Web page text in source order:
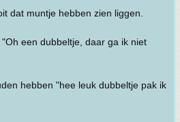
dat muntje hebben zien liggen.
een dubbeltje, daar ga ik niet
hebben "hee leuk dubbeltje pak ik